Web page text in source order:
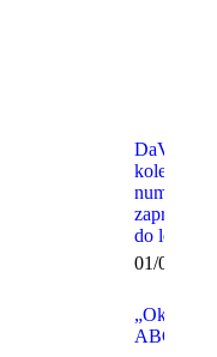
kolejny
numer –
do lektury
01/04/
ABC”